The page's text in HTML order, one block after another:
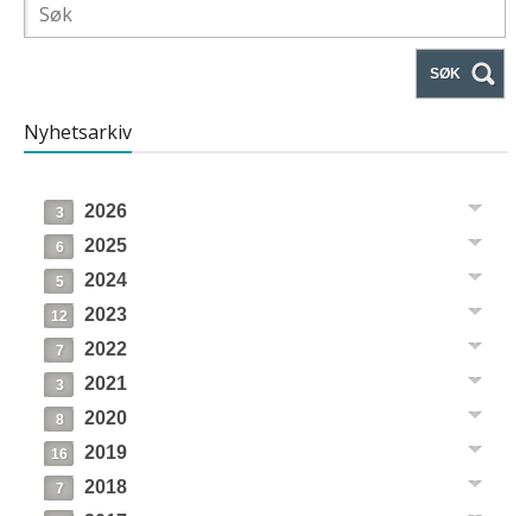
SØK
Nyhetsarkiv
3 2026
6 2025
5 2024
12 2023
7 2022
3 2021
8 2020
16 2019
7 2018